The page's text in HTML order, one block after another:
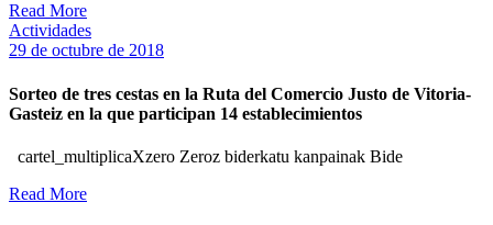
Read More
Actividades
29 de octubre de 2018
Sorteo de tres cestas en la Ruta del Comercio Justo de Vitoria-
Gasteiz en la que participan 14 establecimientos
cartel_multiplicaXzero Zeroz biderkatu kanpainak Bide
Read More